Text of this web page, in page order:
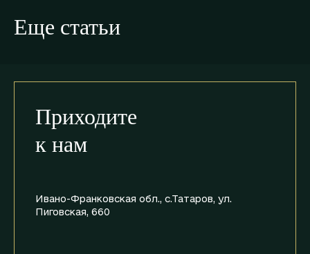
Еще статьи
Приходите
к нам
Ивано-Франковская обл., с.Татаров, ул.
Пиговская, 660